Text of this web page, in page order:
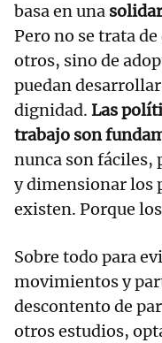
basa en una
Pero no se trata
otros, sino de
puedan
dignidad. Las
trabajo son
nunca son fáciles,
y dimensionar los
existen. Porque
Sobre todo para
movimientos y
descontento de
otros estudios,